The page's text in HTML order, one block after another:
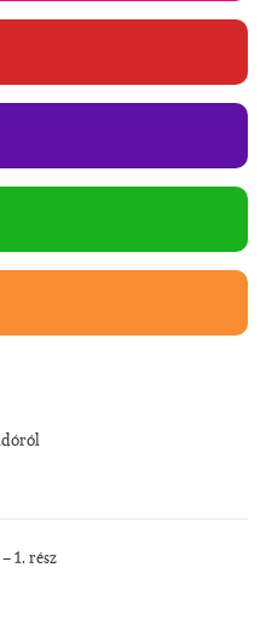
1. rész